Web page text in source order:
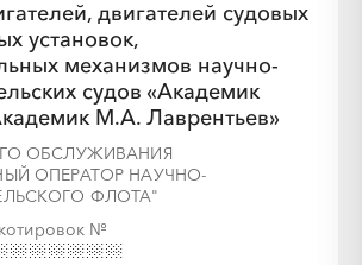
двигателей судовых
установок,
механизмов научно-
судов «Академик
М.А. Лаврентьев»
ОБСЛУЖИВАНИЯ
ОПЕРАТОР НАУЧНО-
ФЛОТА"
№